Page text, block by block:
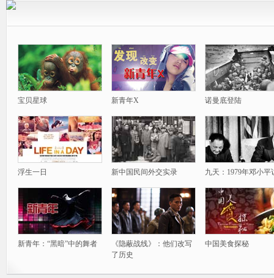
宝贝星球 新青年X 诺曼底登陆
浮生一日 新中国民间外交实录 九天：1979年邓小平
新青年：“黑暗”中的舞者
《隐蔽战线》：他们改写
了历史
中国美食探秘